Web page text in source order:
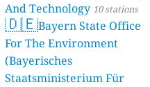
And Technology 10 stations
🇩🇪Bayern State Office
For The Environment
(Bayerisches
Staatsministerium Für